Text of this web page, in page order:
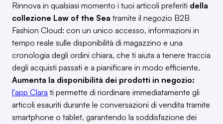
Rinnova in qualsiasi momento i tuoi articoli preferiti della
collezione Law of the Sea tramite il negozio B2B
Fashion Cloud: con un unico accesso, informazioni in
tempo reale sulle disponibilità di magazzino e una
cronologia degli ordini chiara, che ti aiuta a tenere traccia
degli acquisti passati e a pianificare in modo efficiente.
Aumenta la disponibilità dei prodotti in negozio:
l'app Clara ti permette di riordinare immediatamente gli
articoli esauriti durante le conversazioni di vendita tramite
smartphone o tablet, garantendo la soddisfazione dei